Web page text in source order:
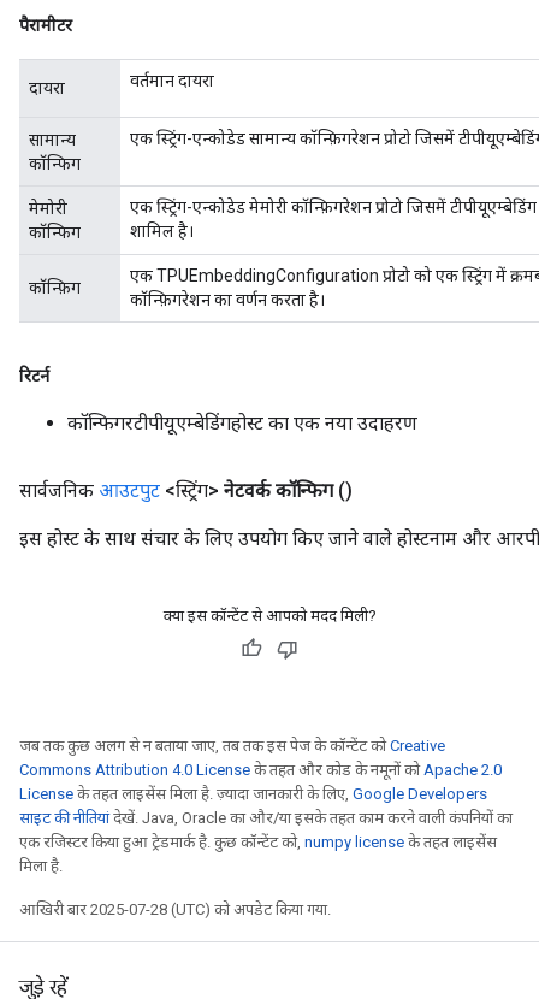
पैरामीटर
दायरा वर्तमान दायरा
सामान्य
कॉन्फिग
एक स्ट्रिंग-एन्कोडेड सामान्य कॉन्फ़िगरेशन प्रोटो जिसमें
मेमोरी
कॉन्फिग
एक स्ट्रिंग-एन्कोडेड मेमोरी कॉन्फ़िगरेशन प्रोटो जिसमें
शामिल है।
कॉन्फ़िग
एक TPUEmbeddingConfiguration प्रोटो को एक स्ट्रिंग में
कॉन्फ़िगरेशन का वर्णन करता है।
रिटर्न
कॉन्फिगरटीपीयूएम्बेडिंगहोस्ट का एक नया उदाहरण
सार्वजनिक आउटपुट <स्ट्रिंग> नेटवर्क कॉन्फिग ()
इस होस्ट के साथ संचार के लिए उपयोग किए जाने वाले होस्टनाम और
क्या इस कॉन्टेंट से आपको मदद मिली?
जब तक कुछ अलग से न बताया जाए, तब तक इस पेज के कॉन्टेंट कोCreative
Commons Attribution 4.0 License के तहत और कोड के नमूनों कोApache 2.0
License के तहत लाइसेंस मिला है. ज़्यादा जानकारी के लिए, Google Developers
साइट की नीतियांदेखें. Java, Oracle का और/या इसके तहत काम करने वाली कंपनियों का
एक रजिस्टर किया हुआ ट्रेडमार्क है. कुछ कॉन्टेंट को, numpy license के तहत लाइसेंस
मिला है.
आखिरी बार 2025-07-28 (UTC) को अपडेट किया गया.
जुड़े रहें